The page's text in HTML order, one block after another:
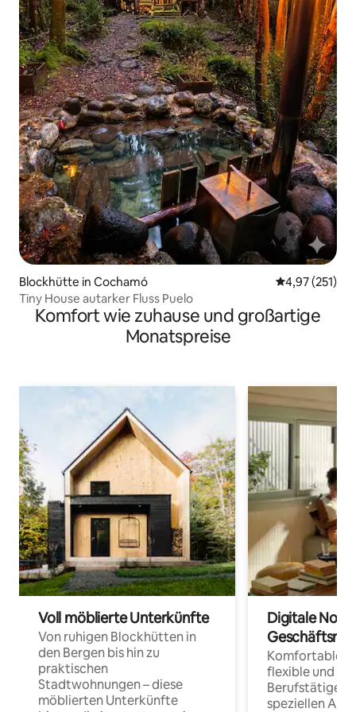
Blockhütte in Cochamó
4,97 (251)
Tiny House autarker Fluss Puelo
Komfort wie zuhause und großartige
Monatspreise
Voll möblierte Unterkünfte
Von ruhigen Blockhütten in
den Bergen bis hin zu
praktischen
Stadtwohnungen – diese
möblierten Unterkünfte
Digitale
Komfortable
flexible und
Berufstätige
speziellen